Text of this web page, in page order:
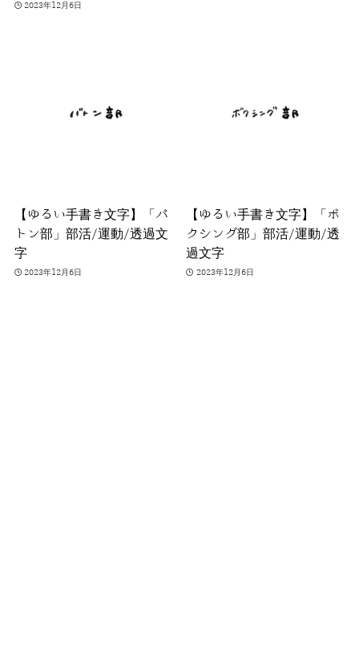
2023年12月6日
【ゆるい手書き文字】「バ
トン部」部活/運動/透過文
字
2023年12月6日
【ゆるい手書き文字】「ボ
クシング部」部活/運動/透
過文字
2023年12月6日